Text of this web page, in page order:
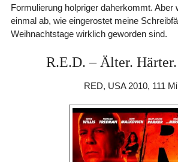
Formulierung holpriger daherkommt. Aber
einmal ab, wie eingerostet meine
Weihnachtstage wirklich geworden sind.
R.E.D. – Älter. Härter.
RED, USA 2010, 111